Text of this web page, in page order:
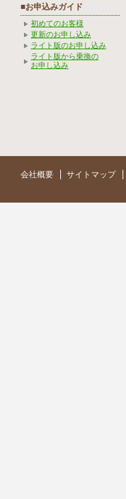
■お申込みガイド
初めてのお客様
更新のお申し込み
ライト版のお申し込み
ライト版から乗換の
お申し込み
会社概要 サイトマップ